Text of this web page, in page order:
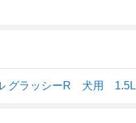
グラッシーR 犬用 1.5L